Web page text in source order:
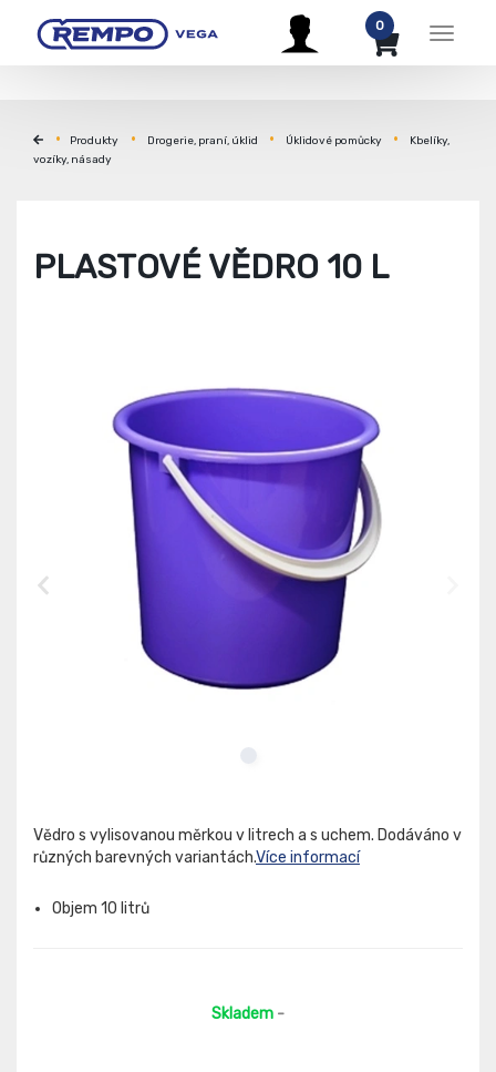
Menu
0
Produkty Drogerie, praní, úklid Úklidové pomůcky
Kbelíky,
vozíky, násady
PLASTOVÉ VĚDRO 10 L
Vědro s vylisovanou měrkou v litrech a s uchem. Dodáváno v
různých barevných variantách.Více informací
Objem 10 litrů
Skladem -